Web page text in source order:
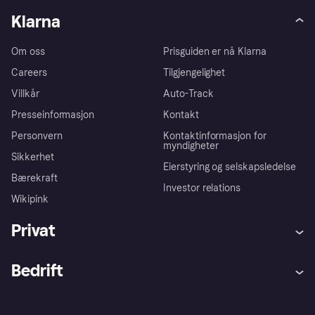
Klarna
Om oss
Careers
Villkår
Presseinformasjon
Personvern
Sikkerhet
Bærekraft
Wikipink
Prisguiden er nå Klarna
Tilgjengelighet
Auto-Track
Kontakt
Kontaktinformasjon for
myndigheter
Eierstyring og selskapsledelse
Investor relations
Privat
Bedrift